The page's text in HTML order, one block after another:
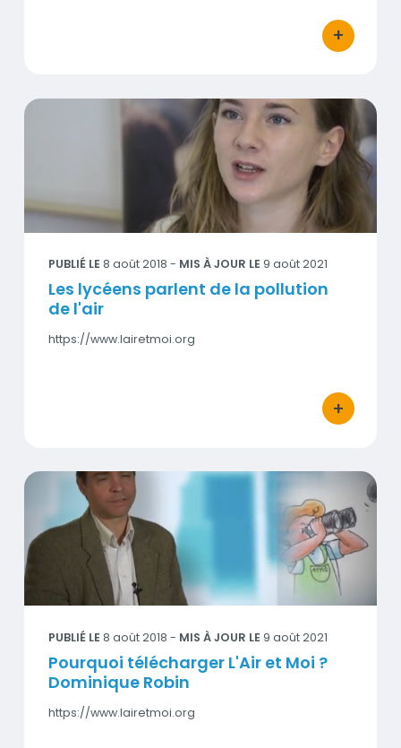
+
bouton
Les lycéens parlent de la pollution de l'air
Visuel
PUBLIÉ LE 8 août 2018 - MIS À JOUR LE 9 août 2021
Les lycéens parlent de la pollution
de l'air
https://www.lairetmoi.org
+
bouton
Pourquoi télécharger L'Air et Moi ? Dominique Robin
PUBLIÉ LE 8 août 2018 - MIS À JOUR LE 9 août 2021
Pourquoi télécharger L'Air et Moi ?
Dominique Robin
https://www.lairetmoi.org